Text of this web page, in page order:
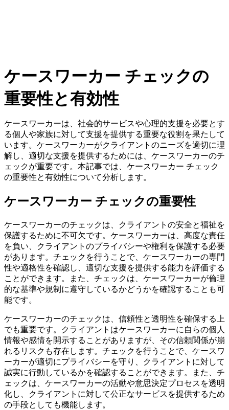
ケースワーカー チェックの
重要性と有効性
ケースワーカーは、社会的サービスや心理的支援を必要とす
る個人や家族に対して支援を提供する重要な役割を果たして
います。ケースワーカーがクライアントのニーズを適切に理
解し、適切な支援を提供するためには、ケースワーカーのチ
ェックが重要です。本記事では、ケースワーカー チェック
の重要性と有効性について分析します。
ケースワーカー チェックの重要性
ケースワーカーのチェックは、クライアントの安全と福祉を
保護するために不可欠です。ケースワーカーは、高度な責任
を負い、クライアントのプライバシーや権利を保護する必要
があります。チェックを行うことで、ケースワーカーの専門
性や適格性を確認し、適切な支援を提供する能力を評価する
ことができます。また、チェックは、ケースワーカーが倫理
的な基準や規制に遵守しているかどうかを確認することも可
能です。
ケースワーカーのチェックは、信頼性と透明性を確保する上
でも重要です。クライアントはケースワーカーに自らの個人
情報や感情を開示することがありますが、その信頼関係が崩
れるリスクも存在します。チェックを行うことで、ケースワ
ーカーが適切にプライバシーを守り、クライアントに対して
誠実に行動しているかを確認することができます。また、チ
ェックは、ケースワーカーの活動や意思決定プロセスを透明
化し、クライアントに対して公正なサービスを提供するため
の手段としても機能します。